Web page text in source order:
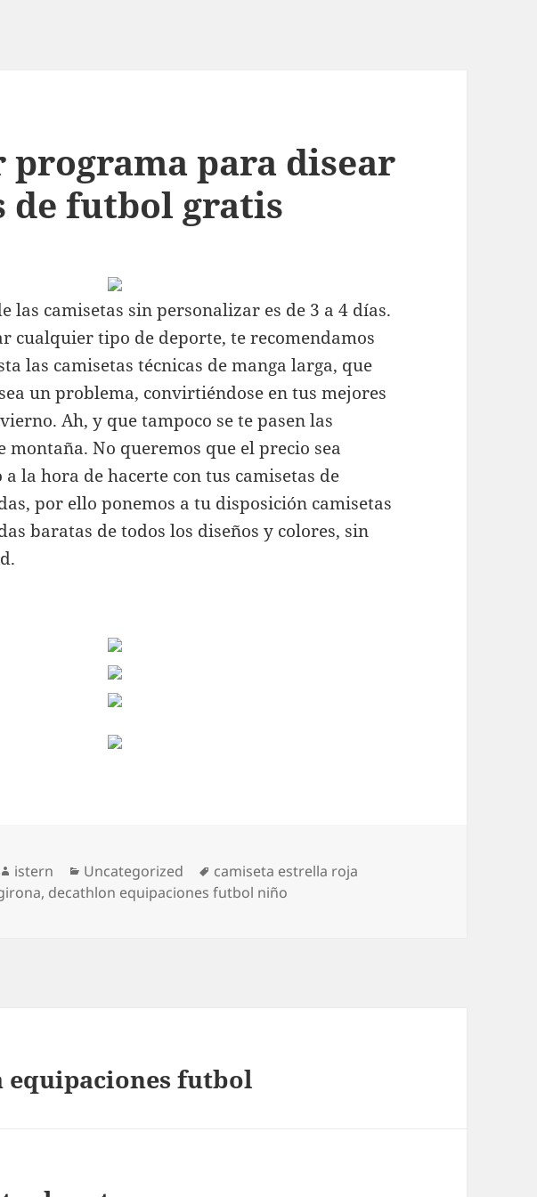
programa para disear
de futbol gratis
las camisetas sin personalizar es de 3 a 4 días.
cualquier tipo de deporte, te recomendamos
las camisetas técnicas de manga larga, que
un problema, convirtiéndose en tus mejores
Ah, y que tampoco se te pasen las
montaña. No queremos que el precio sea
la hora de hacerte con tus camisetas de
por ello ponemos a tu disposición camisetas
baratas de todos los diseños y colores, sin
Autor
istern Categorías
Uncategorized Etiquetas
camiseta estrella roja
, decathlon equipaciones futbol niño
equipaciones futbol